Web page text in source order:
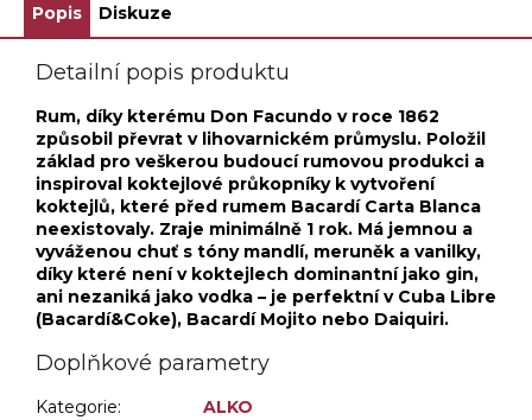
Popis Diskuze
Detailní popis produktu
Rum, díky kterému Don Facundo v roce 1862
způsobil převrat v lihovarnickém průmyslu. Položil
základ pro veškerou budoucí rumovou produkci a
inspiroval koktejlové průkopníky k vytvoření
koktejlů, které před rumem Bacardí Carta Blanca
neexistovaly. Zraje minimálně 1 rok. Má jemnou a
vyváženou chuť s tóny mandlí, meruněk a vanilky,
díky které není v koktejlech dominantní jako gin,
ani nezaniká jako vodka – je perfektní v Cuba Libre
(Bacardí&Coke), Bacardí Mojito nebo Daiquiri.
Doplňkové parametry
Kategorie:
ALKO